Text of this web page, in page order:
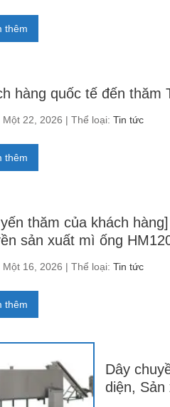
thêm
hàng quốc tế đến thăm
Một 22, 2026 | Thể loại: Tin tức
thêm
thăm của khách
sản xuất mì ống
Một 16, 2026 | Thể loại: Tin tức
thêm
Dây
diện, Sản